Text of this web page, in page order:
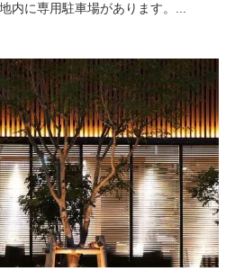
内に専用駐車場があります。...